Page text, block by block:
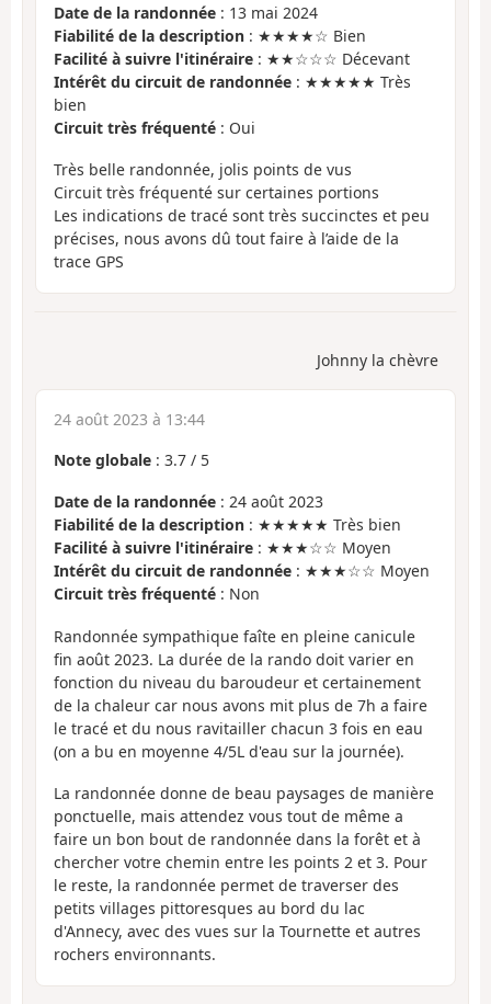
Date de la randonnée : 13 mai 2024
Fiabilité de la description : ★★★★☆ Bien
Facilité à suivre l'itinéraire : ★★☆☆☆ Décevant
Intérêt du circuit de randonnée : ★★★★★ Très
bien
Circuit très fréquenté : Oui
Très belle randonnée, jolis points de vus
Circuit très fréquenté sur certaines portions
Les indications de tracé sont très succinctes et peu
précises, nous avons dû tout faire à l’aide de la
trace GPS
Johnny la chèvre
24 août 2023 à 13:44
Note globale : 3.7 / 5
Date de la randonnée : 24 août 2023
Fiabilité de la description : ★★★★★ Très bien
Facilité à suivre l'itinéraire : ★★★☆☆ Moyen
Intérêt du circuit de randonnée : ★★★☆☆ Moyen
Circuit très fréquenté : Non
Randonnée sympathique faîte en pleine canicule
fin août 2023. La durée de la rando doit varier en
fonction du niveau du baroudeur et certainement
de la chaleur car nous avons mit plus de 7h a faire
le tracé et du nous ravitailler chacun 3 fois en eau
(on a bu en moyenne 4/5L d'eau sur la journée).
La randonnée donne de beau paysages de manière
ponctuelle, mais attendez vous tout de même a
faire un bon bout de randonnée dans la forêt et à
chercher votre chemin entre les points 2 et 3. Pour
le reste, la randonnée permet de traverser des
petits villages pittoresques au bord du lac
d'Annecy, avec des vues sur la Tournette et autres
rochers environnants.